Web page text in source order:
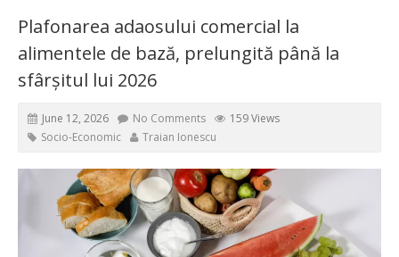
Plafonarea adaosului comercial la
alimentele de bază, prelungită până la
sfârșitul lui 2026
June 12, 2026 No Comments
159 Views
Socio-Economic
Traian Ionescu